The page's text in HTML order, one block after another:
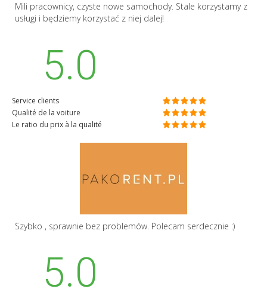
Mili pracownicy, czyste nowe samochody. Stale korzystamy z
usługi i będziemy korzystać z niej dalej!
5.0
Service clients
Qualité de la voiture
Le ratio du prix à la qualité
Szybko , sprawnie bez problemów. Polecam serdecznie :)
5.0